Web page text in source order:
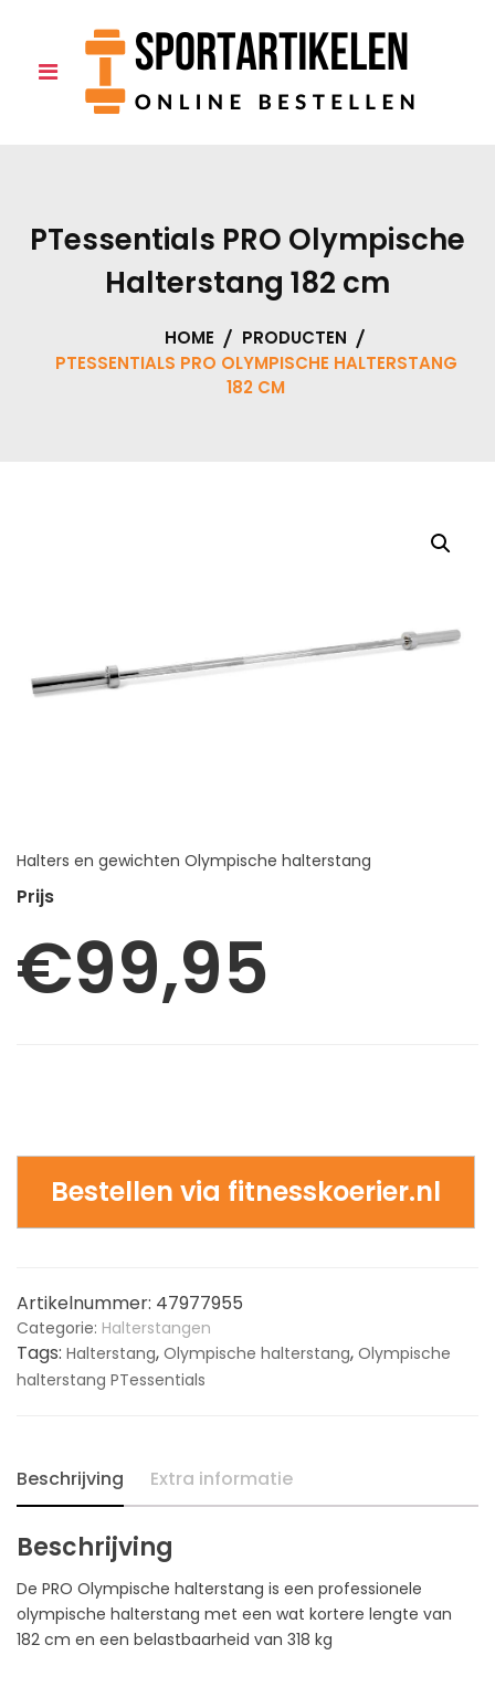
content
PTessentials PRO Olympische
Halterstang 182 cm
HOME
PRODUCTEN
PTESSENTIALS PRO OLYMPISCHE HALTERSTANG
182 CM
Halters en gewichten Olympische halterstang
€99,95
Bestellen via fitnesskoerier.nl
Artikelnummer: 47977955
Categorie: Halterstangen
Tags: Halterstang, Olympische halterstang, Olympische
halterstang PTessentials
Beschrijving Extra informatie
Beschrijving
De PRO Olympische halterstang is een professionele
olympische halterstang met een wat kortere lengte van
182 cm en een belastbaarheid van 318 kg